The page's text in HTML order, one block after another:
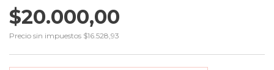
$20.000,00
Precio sin impuestos $16.528,93